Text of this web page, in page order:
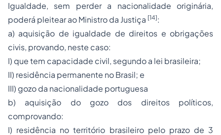
Igualdade, sem perder a nacionalidade originária,
poderá pleitear ao Ministro da Justiça [14]:
a) aquisição de igualdade de direitos e obrigações
civis, provando, neste caso:
I) que tem capacidade civil, segundo a lei brasileira;
II) residência permanente no Brasil; e
III) gozo da nacionalidade portuguesa
b) aquisição do gozo dos direitos políticos,
comprovando:
I) residência no território brasileiro pelo prazo de 3